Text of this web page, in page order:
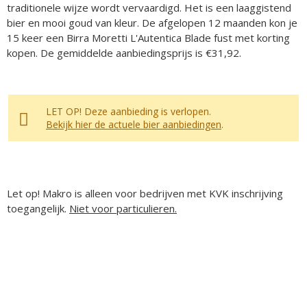
traditionele wijze wordt vervaardigd. Het is een laaggistend
bier en mooi goud van kleur. De afgelopen 12 maanden kon je
15 keer een Birra Moretti L'Autentica Blade fust met korting
kopen. De gemiddelde aanbiedingsprijs is €31,92.
LET OP! Deze aanbieding is verlopen.
Bekijk hier de actuele bier aanbiedingen.
Let op! Makro is alleen voor bedrijven met KVK inschrijving
toegangelijk. Niet voor particulieren.